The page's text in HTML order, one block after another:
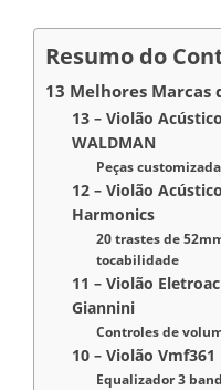
Resumo do
13 Melhores Marcas
13 – Violão
WALDMAN
Peças
12 – Violão
Harmonics
20 trastes de
tocabilidade
11 – Violão
Giannini
Controles de
10 – Violão
Equalizador 3